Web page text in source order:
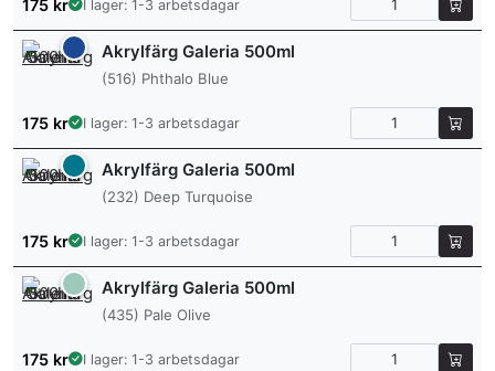
175 kr I lager: 1-3 arbetsdagar
Akrylfärg Galeria 500ml
(516) Phthalo Blue
175 kr I lager: 1-3 arbetsdagar
Akrylfärg Galeria 500ml
(232) Deep Turquoise
175 kr I lager: 1-3 arbetsdagar
Akrylfärg Galeria 500ml
(435) Pale Olive
175 kr I lager: 1-3 arbetsdagar